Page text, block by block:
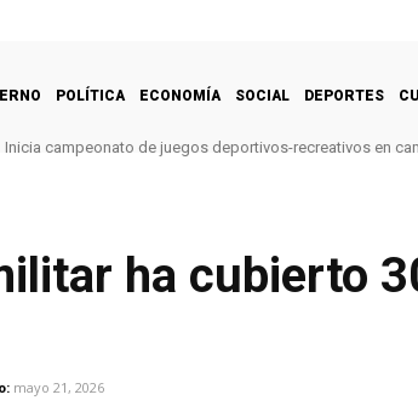
POLÍTICA ECONOMÍA SOCIAL DEPORTES
Inicia campeonato de juegos deportivos-recreativos en
ha cubierto
mayo 21, 2026